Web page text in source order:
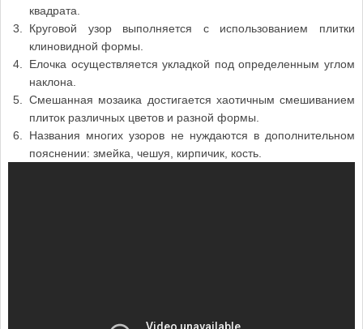
квадрата.
Круговой узор выполняется с использованием плитки
клиновидной формы.
Елочка осуществляется укладкой под определенным углом
наклона.
Смешанная мозаика достигается хаотичным смешиванием
плиток различных цветов и разной формы.
Названия многих узоров не нуждаются в дополнительном
пояснении: змейка, чешуя, кирпичик, кость.